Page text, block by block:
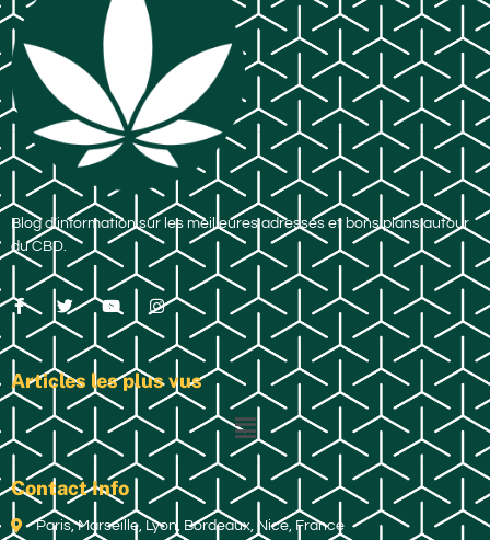
Blog d’information sur les meilleures adresses et bons plans autour
du CBD.
Articles les plus vus
Contact Info
Paris, Marseille, Lyon, Bordeaux, Nice, France